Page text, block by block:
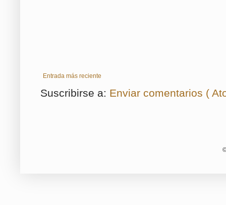
Entrada más reciente
Suscribirse a: Enviar comentarios (